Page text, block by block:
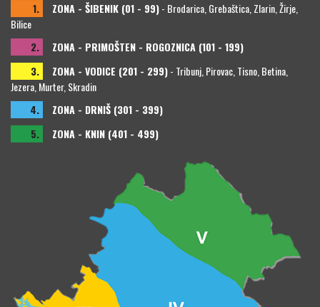
1. ZONA - ŠIBENIK (01 - 99)- Brodarica, Grebaštica, Zlarin, Žirje,
Bilice
2.
ZONA - PRIMOŠTEN - ROGOZNICA (101 - 199)
3.
ZONA - VODICE (201 - 299)- Tribunj, Pirovac, Tisno, Betina,
Jezera, Murter, Skradin
4.
ZONA - DRNIŠ (301 - 399)
5.
ZONA - KNIN (401 - 499)